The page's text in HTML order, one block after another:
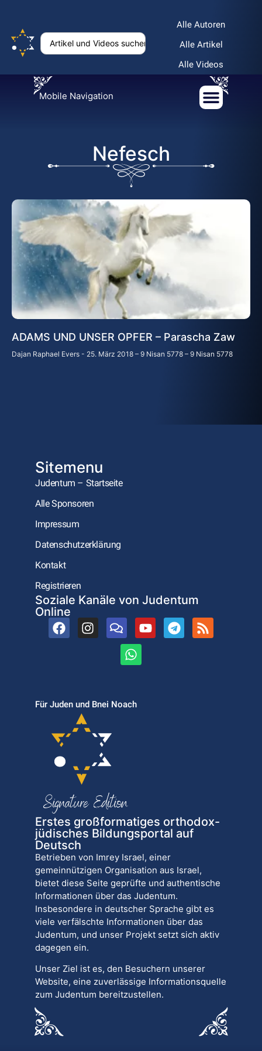
Alle Autoren
Alle Artikel
Alle Videos
Mobile Navigation
Nefesch
ADAMS UND UNSER OPFER – Parascha Zaw
Dajan Raphael Evers 25. März 2018 – 9 Nisan 5778 – 9 Nisan 5778
Sitemenu
Judentum – Startseite
Alle Sponsoren
Impressum
Datenschutzerklärung
Kontakt
Registrieren
Soziale Kanäle von Judentum
Online
Für Juden und Bnei Noach
Erstes großformatiges orthodox-
jüdisches Bildungsportal auf
Deutsch
Betrieben von Imrey Israel, einer
gemeinnützigen Organisation aus Israel,
bietet diese Seite geprüfte und authentische
Informationen über das Judentum.
Insbesondere in deutscher Sprache gibt es
viele verfälschte Informationen über das
Judentum, und unser Projekt setzt sich aktiv
dagegen ein.
Unser Ziel ist es, den Besuchern unserer
Website, eine zuverlässige Informationsquelle
zum Judentum bereitzustellen.